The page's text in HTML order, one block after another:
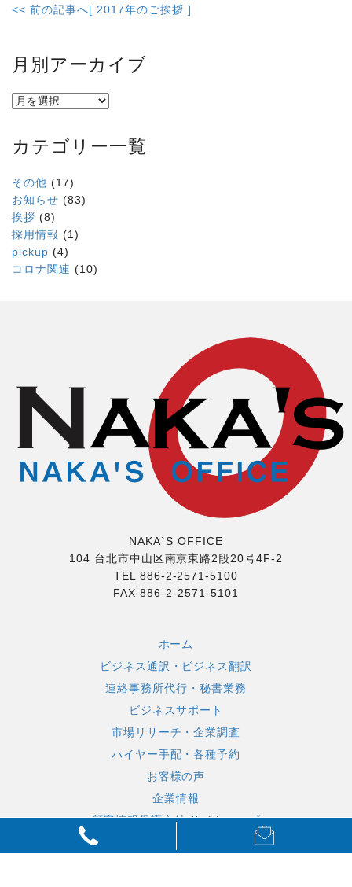
<< 前の記事へ[ 2017年のご挨拶 ]
月別アーカイブ
カテゴリー一覧
その他 (17)
お知らせ (83)
挨拶 (8)
採用情報 (1)
pickup (4)
コロナ関連 (10)
NAKA`S OFFICE
104 台北市中山区南京東路2段20号4F-2
TEL 886-2-2571-5100
FAX 886-2-2571-5101
ホーム
ビジネス通訳・ビジネス翻訳
連絡事務所代行・秘書業務
ビジネスサポート
市場リサーチ・企業調査
ハイヤー手配・各種予約
お客様の声
企業情報
顧客情報保護方針 サイトマップ
Copyright © 2005-2019 Naka`s Office All Rights Reserved.